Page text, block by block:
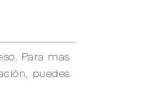
Para mas
puedes